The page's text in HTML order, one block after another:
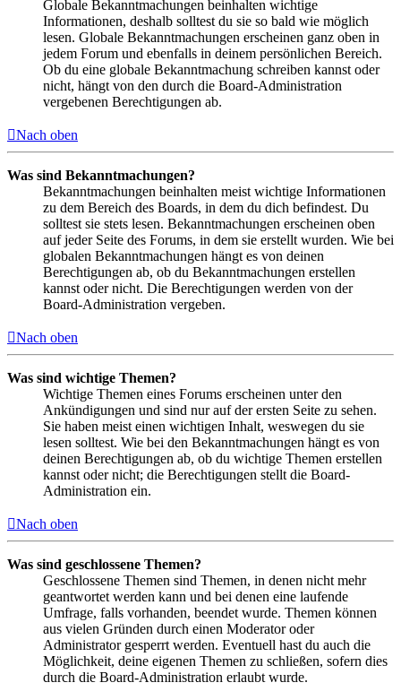
Globale Bekanntmachungen beinhalten wichtige
Informationen, deshalb solltest du sie so bald wie möglich
lesen. Globale Bekanntmachungen erscheinen ganz oben in
jedem Forum und ebenfalls in deinem persönlichen Bereich.
Ob du eine globale Bekanntmachung schreiben kannst oder
nicht, hängt von den durch die Board-Administration
vergebenen Berechtigungen ab.
Nach oben
Was sind Bekanntmachungen?
Bekanntmachungen beinhalten meist wichtige Informationen
zu dem Bereich des Boards, in dem du dich befindest. Du
solltest sie stets lesen. Bekanntmachungen erscheinen oben
auf jeder Seite des Forums, in dem sie erstellt wurden. Wie bei
globalen Bekanntmachungen hängt es von deinen
Berechtigungen ab, ob du Bekanntmachungen erstellen
kannst oder nicht. Die Berechtigungen werden von der
Board-Administration vergeben.
Nach oben
Was sind wichtige Themen?
Wichtige Themen eines Forums erscheinen unter den
Ankündigungen und sind nur auf der ersten Seite zu sehen.
Sie haben meist einen wichtigen Inhalt, weswegen du sie
lesen solltest. Wie bei den Bekanntmachungen hängt es von
deinen Berechtigungen ab, ob du wichtige Themen erstellen
kannst oder nicht; die Berechtigungen stellt die Board-
Administration ein.
Nach oben
Was sind geschlossene Themen?
Geschlossene Themen sind Themen, in denen nicht mehr
geantwortet werden kann und bei denen eine laufende
Umfrage, falls vorhanden, beendet wurde. Themen können
aus vielen Gründen durch einen Moderator oder
Administrator gesperrt werden. Eventuell hast du auch die
Möglichkeit, deine eigenen Themen zu schließen, sofern dies
durch die Board-Administration erlaubt wurde.